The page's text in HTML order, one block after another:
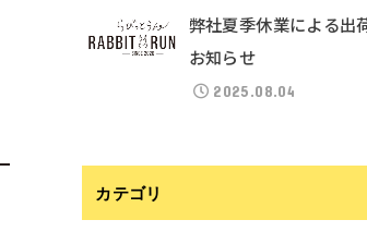
弊社夏季休業による出
お知らせ
2025.08.04
カテゴリ